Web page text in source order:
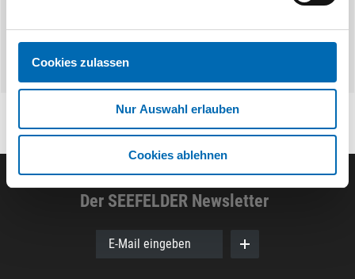
Cookies zulassen
Nur Auswahl erlauben
Cookies ablehnen
Der SEEFELDER Newsletter
E-Mail eingeben